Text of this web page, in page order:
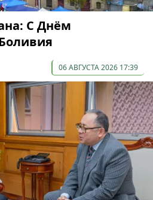
С Днём
06 АВГУСТА 2026 17:39